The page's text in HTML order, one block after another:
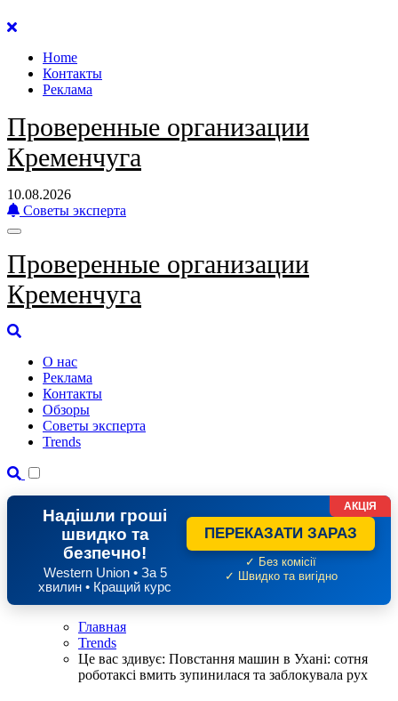
Перейти
содержанию
Home
Контакты
Реклама
Проверенные организации
Кременчуга
10.08.2026
Советы эксперта
Проверенные организации
Кременчуга
О нас
Реклама
Контакты
Обзоры
Советы эксперта
Trends
Надішли гроші
швидко та
безпечно!
Western Union • За 5
хвилин • Кращий курс
ПЕРЕКАЗАТИ ЗАРАЗ
✓ Без комісії
✓ Швидко та вигідно
АКЦІЯ
Главная
Trends
Це вас здивує: Повстання машин в Ухані: сотня
роботаксі вмить зупинилася та заблокувала рух